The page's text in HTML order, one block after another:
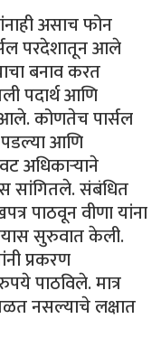
असाच फोन
परदेशातून आले
बनाव करत
पदार्थ आणि
कोणतेच पार्सल
आणि
अधिकाऱ्याने
सांगितले. संबंधित
पाठवून वीणा यांना
सुरुवात केली.
प्रकरण
पाठविले. मात्र
नसल्याचे लक्षात